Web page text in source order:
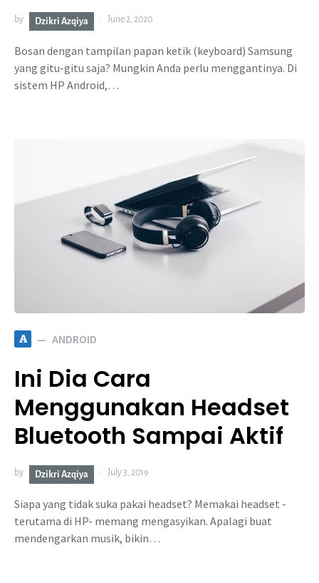
by Dzikri Azqiya June 2, 2020
Bosan dengan tampilan papan ketik (keyboard) Samsung
yang gitu-gitu saja? Mungkin Anda perlu menggantinya. Di
sistem HP Android,…
A ANDROID
Ini Dia Cara
Menggunakan Headset
Bluetooth Sampai Aktif
by Dzikri Azqiya July 3, 2019
Siapa yang tidak suka pakai headset? Memakai headset -
terutama di HP- memang mengasyikan. Apalagi buat
mendengarkan musik, bikin…